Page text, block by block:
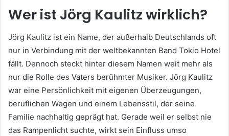
Wer ist Jörg Kaulitz wirklich?
Jörg Kaulitz ist ein Name, der außerhalb Deutschlands oft
nur in Verbindung mit der weltbekannten Band Tokio Hotel
fällt. Dennoch steckt hinter diesem Namen weit mehr als
nur die Rolle des Vaters berühmter Musiker. Jörg Kaulitz
war eine Persönlichkeit mit eigenen Überzeugungen,
beruflichen Wegen und einem Lebensstil, der seine
Familie nachhaltig geprägt hat. Gerade weil er selbst nie
das Rampenlicht suchte, wirkt sein Einfluss umso